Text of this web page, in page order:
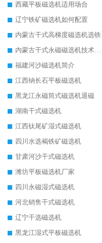
西藏平板磁选机适用场合
辽宁铁矿磁选机如何配置
内蒙古干式高梯度磁选机选铁
内蒙古干式永磁磁选机技术要求
福建河沙磁选机简介
江西钠长石平板磁选机
黑龙江永磁筒式磁选机退磁
湖南干式磁选机
江西钛尾矿湿式磁选机
四川水选褐铁矿磁选机
甘肃河沙干式磁选机
潍坊平板磁选机厂家
四川永磁湿式磁选机
河北销售干式磁选机
辽宁干选磁选机
黑龙江湿式平板磁选机